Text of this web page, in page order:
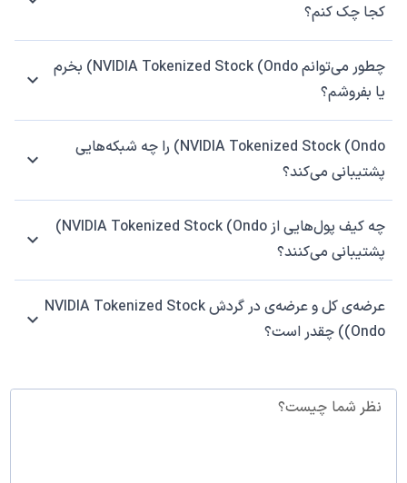
کجا چک کنم؟
چطور می‌توانم NVIDIA Tokenized Stock (Ondo) بخرم
یا بفروشم؟
NVIDIA Tokenized Stock (Ondo) را چه شبکه‌هایی
پشتیبانی می‌کند؟
چه کیف پول‌هایی از NVIDIA Tokenized Stock (Ondo)
پشتیبانی می‌کنند؟
عرضه‌ی کل و عرضه‌ی در گردش NVIDIA Tokenized Stock
(Ondo) چقدر است؟
نظر شما چیست؟